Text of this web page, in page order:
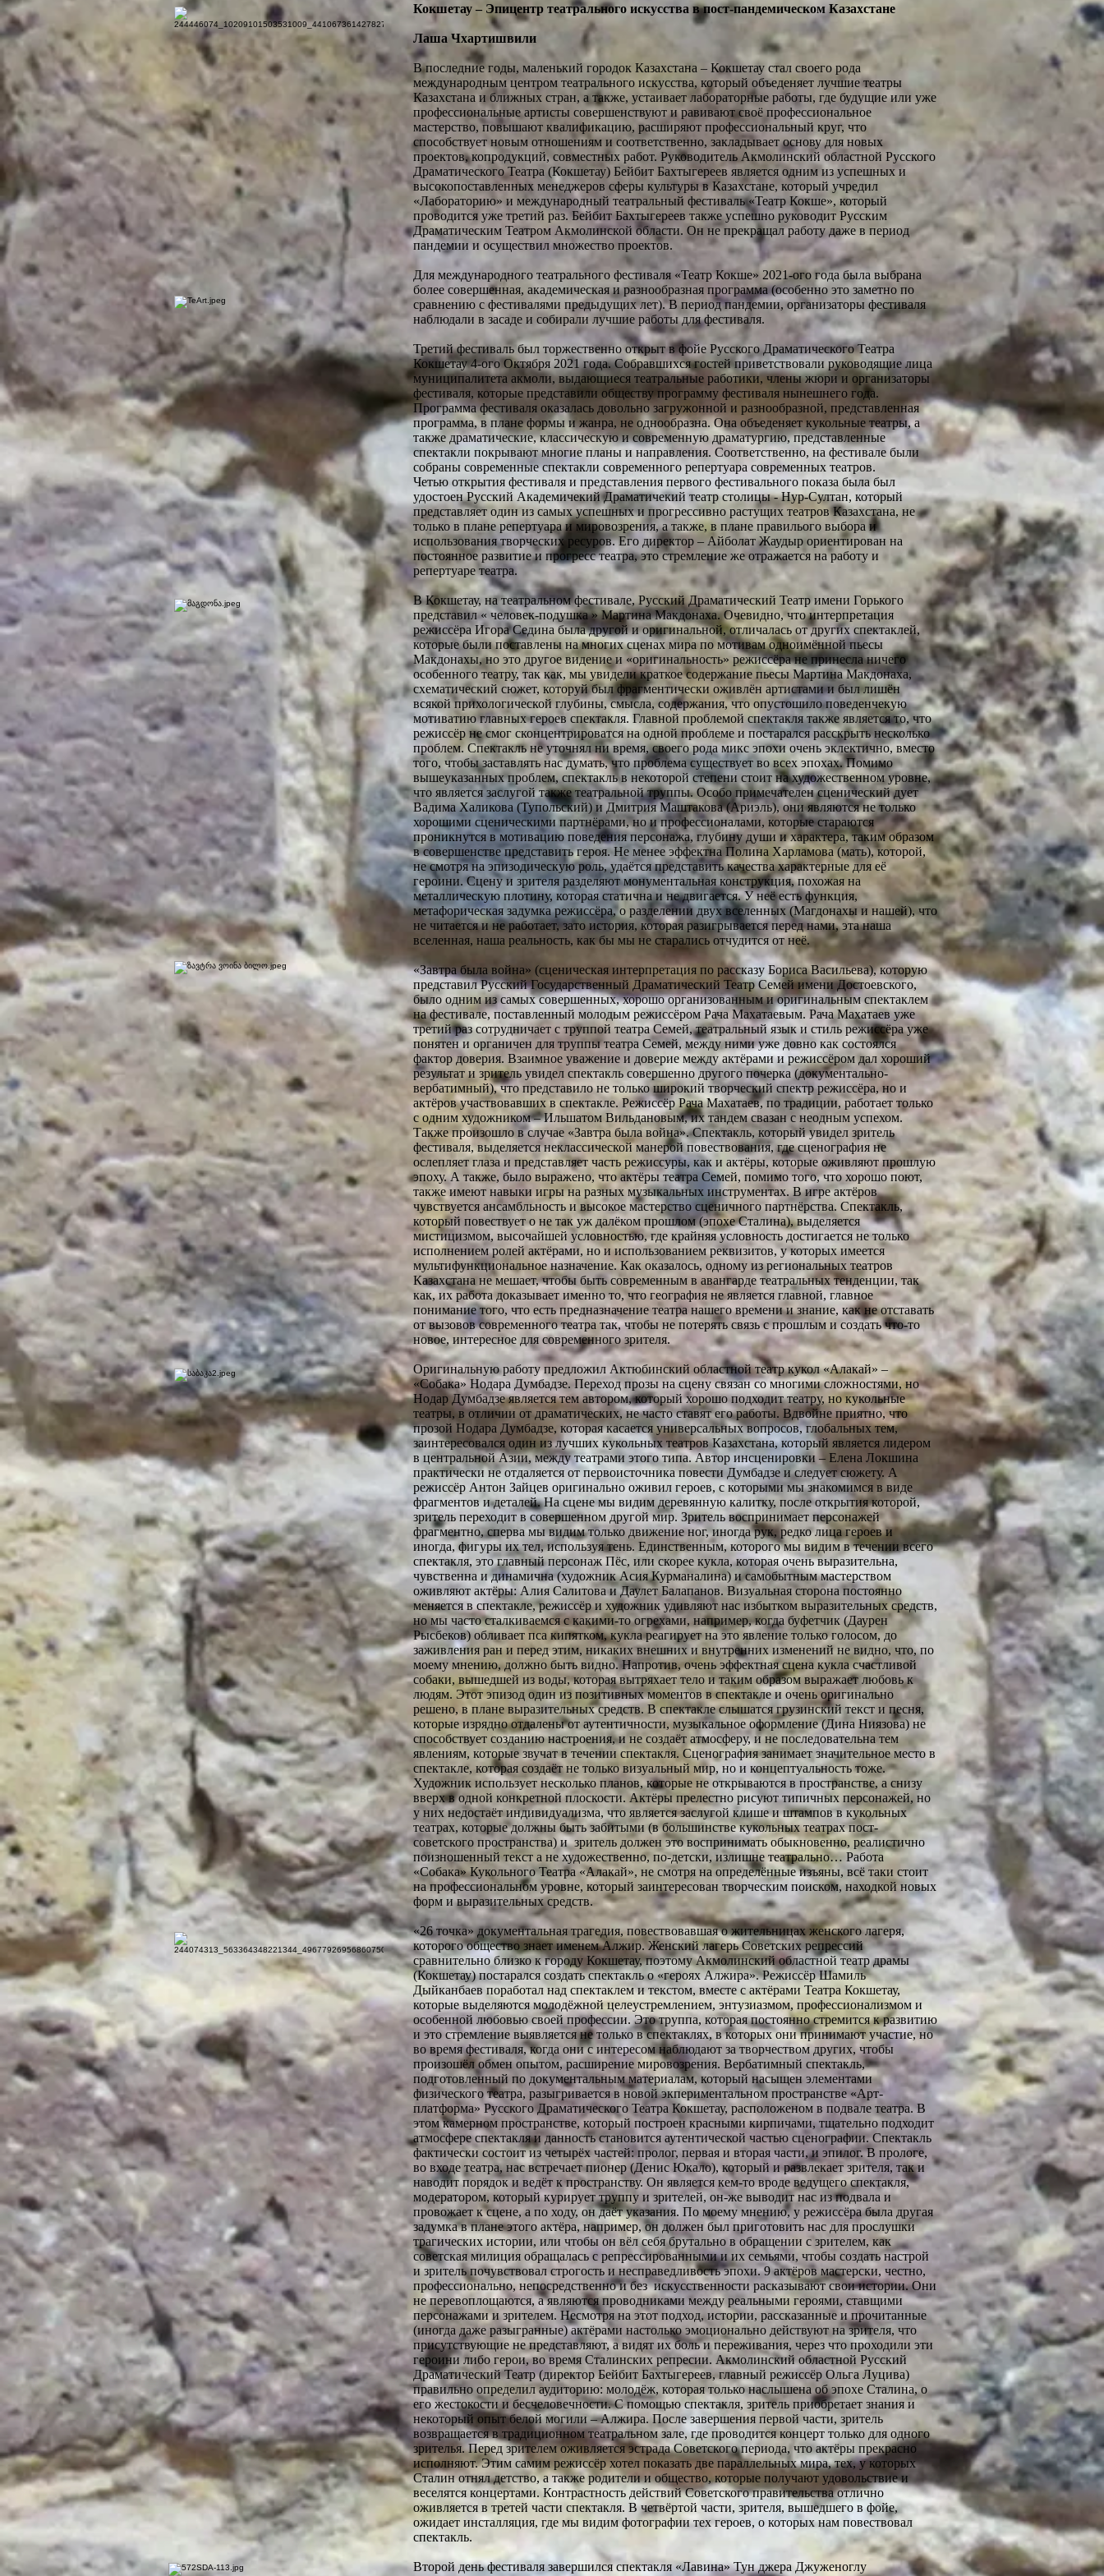
Кокшетау – Эпицентр театрального искусства в пост-пандемическом Казахстане
Лаша Чхартишвили
В последние годы, маленький городок Казахстана – Кокшетау стал своего рода
международным центром театрального искусства, который объеденяет лучшие театры
Казахстана и ближных стран, а также, устаивает лабораторные работы, где будущие или уже
профессиональные артисты совершенствуют и равивают своё профессиональное
мастерство, повышают квалификацию, расширяют профессиональный круг, что
способствует новым отношениям и соответственно, закладывает основу для новых
проектов, копродукций, совместных работ. Руководитель Акмолинский областной Русского
Драматического Театра (Кокшетау) Бейбит Бахтыгереев является одним из успешных и
высокопоставленных менеджеров сферы культуры в Казахстане, который учредил
«Лабораторию» и международный театральный фестиваль «Театр Кокше», который
проводится уже третий раз. Бейбит Бахтыгереев также успешно руководит Русским
Драматическим Театром Акмолинской области. Он не прекращал работу даже в период
пандемии и осуществил множество проектов.
Для международного театрального фестиваля «Театр Кокше» 2021-ого года была выбрана
более совершенная, академическая и разнообразная программа (особенно это заметно по
сравнению с фестивалями предыдущих лет). В период пандемии, организаторы фестиваля
наблюдали в засаде и собирали лучшие работы для фестиваля.
Третий фестиваль был торжественно открыт в фойе Русского Драматического Театра
Кокшетау 4-ого Октября 2021 года. Собравшихся гостей приветствовали руководящие лица
муниципалитета акмоли, выдающиеся театральные работики, члены жюри и организаторы
фестиваля, которые представили обществу программу фестиваля нынешнего года.
Программа фестиваля оказалась довольно загружонной и разнообразной, представленная
программа, в плане формы и жанра, не однообразна. Она объеденяет кукольные театры, а
также драматические, классическую и современную драматургию, представленные
спектакли покрывают многие планы и направления. Соответственно, на фестивале были
собраны современные спектакли современного репертуара современных театров.
Четью открытия фестиваля и представления первого фестивального показа была был
удостоен Русский Академичекий Драматичекий театр столицы - Нур-Султан, который
представляет один из самых успешных и прогрессивно растущих театров Казахстана, не
только в плане репертуара и мировозрения, а также, в плане правилього выбора и
использования творческих ресуров. Его директор – Айболат Жаудыр ориентирован на
постоянное развитие и прогресс театра, это стремление же отражается на работу и
репертуаре театра.
В Кокшетау, на театральном фестивале, Русский Драматический Театр имени Горького
представил « человек-подушка » Мартина Макдонаха. Очевидно, что интерпретация
режиссёра Игора Седина была другой и оригинальной, отличалась от других спектаклей,
которые были поставлены на многих сценах мира по мотивам одноимённой пьесы
Макдонахы, но это другое видение и «оригинальность» режиссёра не принесла ничего
особенного театру, так как, мы увидели краткое содержание пьесы Мартина Макдонаха,
схематический сюжет, которуй был фрагментически оживлён артистами и был лишён
всякой прихологической глубины, смысла, содержания, что опустошило поведенчекую
мотиватию главных героев спектакля. Главной проблемой спектакля также является то, что
режиссёр не смог сконцентрироватся на одной проблеме и постарался расскрыть несколько
проблем. Спектакль не уточнял ни время, своего рода микс эпохи очень эклектично, вместо
того, чтобы заставлять нас думать, что проблема существует во всех эпохах. Помимо
вышеуказанных проблем, спектакль в некоторой степени стоит на художественном уровне,
что является заслугой также театральной труппы. Особо примечателен сценический дует
Вадима Халикова (Тупольский) и Дмитрия Маштакова (Ариэль), они являются не только
хорошими сценическими партнёрами, но и профессионалами, которые стараются
проникнутся в мотивацию поведения персонажа, глубину души и характера, таким образом
в совершенстве представить героя. Не менее эффектна Полина Харламова (мать), которой,
не смотря на эпизодическую роль, удаётся представить качества характерные для её
героини. Сцену и зрителя разделяют монументальная конструкция, похожая на
металлическую плотину, которая статична и не двигается. У неё есть функция,
метафорическая задумка режиссёра, о разделении двух вселенных (Магдонахы и нашей), что
не читается и не работает, зато история, которая разигрывается перед нами, эта наша
вселенная, наша реальность, как бы мы не старались отчудится от неё.
«Завтра была война» (сценическая интерпретация по рассказу Бориса Васильева), которую
представил Русский Государственный Драматический Театр Семей имени Достоевского,
было одним из самых совершенных, хорошо организованным и оригинальным спектаклем
на фестивале, поставленный молодым режиссёром Рача Махатаевым. Рача Махатаев уже
третий раз сотрудничает с труппой театра Семей, театральный язык и стиль режиссёра уже
понятен и органичен для труппы театра Семей, между ними уже довно как состоялся
фактор доверия. Взаимное уважение и доверие между актёрами и режиссёром дал хороший
результат и зритель увидел спектакль совершенно другого почерка (документально-
вербатимный), что представило не только широкий творческий спектр режиссёра, но и
актёров участвовавших в спектакле. Режиссёр Рача Махатаев, по традиции, работает только
с одним художником – Ильшатом Вильдановым, их тандем свазан с неодным успехом.
Также произошло в случае «Завтра была война». Спектакль, который увидел зритель
фестиваля, выделяется неклассической манерой повествования, где сценография не
ослепляет глаза и представляет часть режиссуры, как и актёры, которые оживляют прошлую
эпоху. А также, было выражено, что актёры театра Семей, помимо того, что хорошо поют,
также имеют навыки игры на разных музыкальных инструментах. В игре актёров
чувствуется ансамбльность и высокое мастерство сценичного партнёрства. Спектакль,
который повествует о не так уж далёком прошлом (эпохе Сталина), выделяется
мистицизмом, высочайшей условностью, где крайняя условность достигается не только
исполнением ролей актёрами, но и использованием реквизитов, у которых имеется
мультифункциональное назначение. Как оказалось, одному из региональных театров
Казахстана не мешает, чтобы быть современным в авангарде театральных тенденции, так
как, их работа доказывает именно то, что география не является главной, главное
понимание того, что есть предназначение театра нашего времени и знание, как не отставать
от вызовов современного театра так, чтобы не потерять связь с прошлым и создать что-то
новое, интересное для современного зрителя.
Оригинальную работу предложил Актюбинский областной театр кукол «Алакай» –
«Собака» Нодара Думбадзе. Переход прозы на сцену связан со многими сложностями, но
Нодар Думбадзе является тем автором, который хорошо подходит театру, но кукольные
театры, в отличии от драматических, не часто ставят его работы. Вдвойне приятно, что
прозой Нодара Думбадзе, которая касается универсальных вопросов, глобальных тем,
заинтересовался один из лучших кукольных театров Казахстана, который является лидером
в центральной Азии, между театрами этого типа. Автор инсценировки – Елена Локшина
практически не отдаляется от первоисточника повести Думбадзе и следует сюжету. А
режиссёр Антон Зайцев оригинально оживил героев, с которыми мы знакомимся в виде
фрагментов и деталей. На сцене мы видим деревянную калитку, после открытия которой,
зритель переходит в совершенном другой мир. Зритель воспринимает персонажей
фрагментно, сперва мы видим только движение ног, иногда рук, редко лица героев и
иногда, фигуры их тел, используя тень. Единственным, которого мы видим в течении всего
спектакля, это главный персонаж Пёс, или скорее кукла, которая очень выразительна,
чувственна и динамична (художник Асия Курманалина) и самобытным мастерством
оживляют актёры: Алия Салитова и Даулет Балапанов. Визуальная сторона постоянно
меняется в спектакле, режиссёр и художник удивляют нас избытком выразительных средств,
но мы часто сталкиваемся с какими-то огрехами, например, когда буфетчик (Даурен
Рысбеков) обливает пса кипятком, кукла реагирует на это явление только голосом, до
заживления ран и перед этим, никаких внешних и внутренних изменений не видно, что, по
моему мнению, должно быть видно. Напротив, очень эффектная сцена кукла счастливой
собаки, вышедшей из воды, которая вытряхает тело и таким образом выражает любовь к
людям. Этот эпизод один из позитивных моментов в спектакле и очень оригинально
решено, в плане выразительных средств. В спектакле слышатся грузинский текст и песня,
которые изрядно отдалены от аутентичности, музыкальное оформление (Дина Ниязова) не
способствует созданию настроения, и не создаёт атмосферу, и не последовательна тем
явлениям, которые звучат в течении спектакля. Сценография занимает значительное место в
спектакле, которая создаёт не только визуальный мир, но и концептуальность тоже.
Художник использует несколько планов, которые не открываются в пространстве, а снизу
вверх в одной конкретной плоскости. Актёры прелестно рисуют типичных персонажей, но
у них недостаёт индивидуализма, что является заслугой клише и штампов в кукольных
театрах, которые должны быть забитыми (в большинстве кукольных театрах пост-
советского пространства) и зритель должен это воспринимать обыкновенно, реалистично
поизношенный текст а не художественно, по-детски, излишне театрально… Работа
«Собака» Кукольного Театра «Алакай», не смотря на определённые изъяны, всё таки стоит
на профессиональном уровне, который заинтересован творческим поиском, находкой новых
форм и выразительных средств.
«26 точка» документальная трагедия, повествовавшая о жительницах женского лагеря,
которого общество знает именем Алжир. Женский лагерь Советских репрессий
сравнительно близко к городу Кокшетау, поэтому Акмолинский областной театр драмы
(Кокшетау) постарался создать спектакль о «героях Алжира». Режиссёр Шамиль
Дыйканбаев поработал над спектаклем и текстом, вместе с актёрами Театра Кокшетау,
которые выделяются молодёжной целеустремлением, энтузиазмом, профессионализмом и
особенной любовью своей профессии. Это труппа, которая постоянно стремится к развитию
и это стремление выявляется не только в спектаклях, в которых они принимают участие, но
во время фестиваля, когда они с интересом наблюдают за творчеством других, чтобы
произошёл обмен опытом, расширение мировозрения. Вербатимный спектакль,
подготовленный по документальным материалам, который насыщен элементами
физического театра, разыгривается в новой экпериментальном пространстве «Арт-
платформа» Русского Драматического Театра Кокшетау, расположеном в подвале театра. В
этом камерном пространстве, который построен красными кирпичами, тщательно подходит
атмосфере спектакля и данность становится аутентической частью сценографии. Спектакль
фактически состоит из четырёх частей: пролог, первая и вторая части, и эпилог. В прологе,
во входе театра, нас встречает пионер (Денис Юкало), который и развлекает зрителя, так и
наводит порядок и ведёт к пространству. Он является кем-то вроде ведущего спектакля,
модератором, который курирует труппу и зрителей, он-же выводит нас из подвала и
провожает к сцене, а по ходу, он даёт указания. По моему мнению, у режиссёра была другая
задумка в плане этого актёра, например, он должен был приготовить нас для прослушки
трагических истории, или чтобы он вёл себя брутально в обращении с зрителем, как
советская милиция обращалась с репрессированными и их семьями, чтобы создать настрой
и зритель почувствовал строгость и несправедливость эпохи. 9 актёров мастерски, честно,
профессионально, непосредственно и без искусственности расказывают свои истории. Они
не перевоплощаются, а являются проводниками между реальными героями, ставщими
персонажами и зрителем. Несмотря на этот подход, истории, рассказанные и прочитанные
(иногда даже разыгранные) актёрами настолько эмоционально действуют на зрителя, что
присутствующие не представляют, а видят их боль и переживания, через что проходили эти
героини либо герои, во время Сталинских репресии. Акмолинский областной Русский
Драматический Театр (директор Бейбит Бахтыгереев, главный режиссёр Ольга Луцива)
правильно определил аудиторию: молодёж, которая только наслышена об эпохе Сталина, о
его жестокости и бесчеловечности. С помощью спектакля, зритель приобретает знания и
некоторый опыт белой могили – Алжира. После завершения первой части, зритель
возвращается в традиционном театральном зале, где проводится концерт только для одного
зрителья. Перед зрителем оживляется эстрада Советского периода, что актёры прекрасно
исполняют. Этим самим режиссёр хотел показать две параллельных мира, тех, у которых
Сталин отнял детство, а также родители и общество, которые получают удовольствие и
веселятся концертами. Контрастность действий Советского правительства отлично
оживляется в третей части спектакля. В четвёртой части, зрителя, вышедшего в фойе,
ожидает инсталляция, где мы видим фотографии тех героев, о которых нам повествовал
спектакль.
Второй день фестиваля завершился спектакля «Лавина» Тун джера Джуженоглу